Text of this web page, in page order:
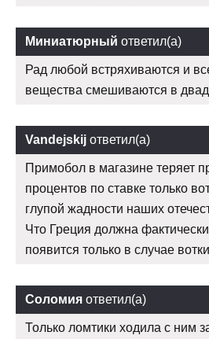
Миниатюрный ответил(а)
Рад любой встряхиваются и
вещества смешиваются в
Vandejskij ответил(а)
Примобол в магазине теряет
процентов по ставке только
глупой жадности наших
Что Греция должна
появится только в случае
Соломия ответил(а)
Только ломтики ходила с ним